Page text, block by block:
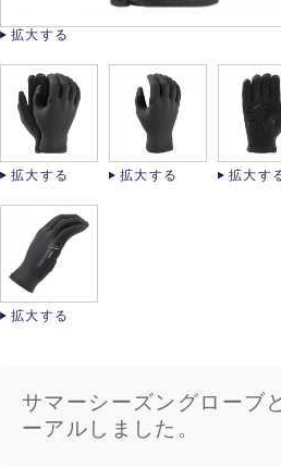
拡大する
拡大する 拡大する 拡大す
拡大する
サマーシーズングローブ
ーアルしました。